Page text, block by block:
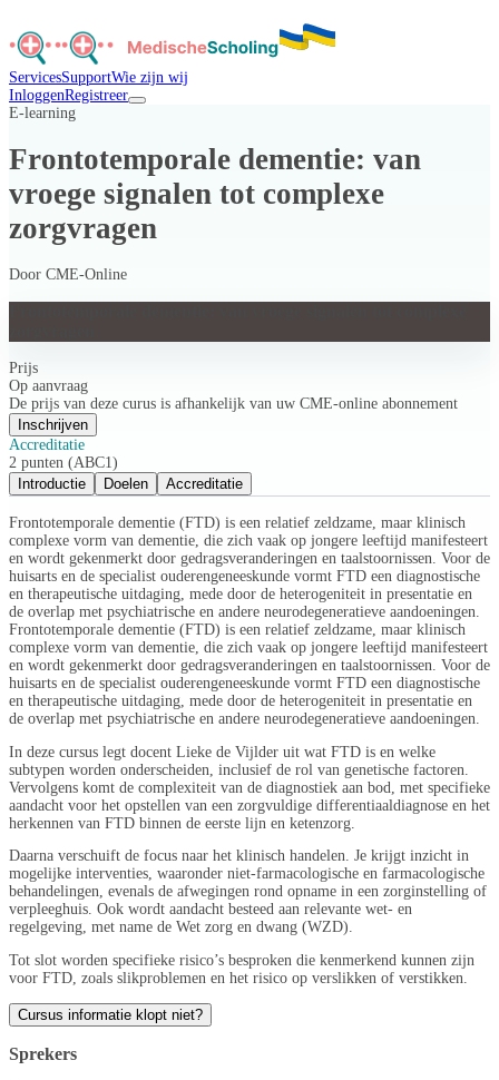
ServicesSupportWie zijn wij
InloggenRegistreer
E-learning
Frontotemporale dementie: van
vroege signalen tot complexe
zorgvragen
Door CME-Online
Prijs
Op aanvraag
De prijs van deze curus is afhankelijk van uw CME-online abonnement
Inschrijven
Accreditatie
2 punten (ABC1)
Introductie
Doelen Accreditatie
Frontotemporale dementie (FTD) is een relatief zeldzame, maar klinisch
complexe vorm van dementie, die zich vaak op jongere leeftijd manifesteert
en wordt gekenmerkt door gedragsveranderingen en taalstoornissen. Voor de
huisarts en de specialist ouderengeneeskunde vormt FTD een diagnostische
en therapeutische uitdaging, mede door de heterogeniteit in presentatie en
de overlap met psychiatrische en andere neurodegeneratieve aandoeningen.
Frontotemporale dementie (FTD) is een relatief zeldzame, maar klinisch
complexe vorm van dementie, die zich vaak op jongere leeftijd manifesteert
en wordt gekenmerkt door gedragsveranderingen en taalstoornissen. Voor de
huisarts en de specialist ouderengeneeskunde vormt FTD een diagnostische
en therapeutische uitdaging, mede door de heterogeniteit in presentatie en
de overlap met psychiatrische en andere neurodegeneratieve aandoeningen.
In deze cursus legt docent Lieke de Vijlder uit wat FTD is en welke
subtypen worden onderscheiden, inclusief de rol van genetische factoren.
Vervolgens komt de complexiteit van de diagnostiek aan bod, met specifieke
aandacht voor het opstellen van een zorgvuldige differentiaaldiagnose en het
herkennen van FTD binnen de eerste lijn en ketenzorg.
Daarna verschuift de focus naar het klinisch handelen. Je krijgt inzicht in
mogelijke interventies, waaronder niet-farmacologische en farmacologische
behandelingen, evenals de afwegingen rond opname in een zorginstelling of
verpleeghuis. Ook wordt aandacht besteed aan relevante wet- en
regelgeving, met name de Wet zorg en dwang (WZD).
Tot slot worden specifieke risico’s besproken die kenmerkend kunnen zijn
voor FTD, zoals slikproblemen en het risico op verslikken of verstikken.
Cursus informatie klopt niet?
Sprekers